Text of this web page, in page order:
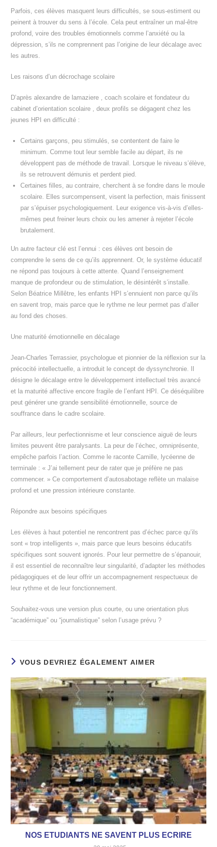
Parfois, ces élèves masquent leurs difficultés, se sous-estiment ou
peinent à trouver du sens à l’école. Cela peut entraîner un mal-être
profond, voire des troubles émotionnels comme l’anxiété ou la
dépression, s’ils ne comprennent pas l’origine de leur décalage avec
les autres.
Les raisons d’un décrochage scolaire
D’après alexandre de lamaziere , coach scolaire et fondateur du
cabinet d’orientation scolaire , deux profils se dégagent chez les
jeunes HPI en difficulté :
Certains garçons, peu stimulés, se contentent de faire le
minimum. Comme tout leur semble facile au départ, ils ne
développent pas de méthode de travail. Lorsque le niveau s’élève,
ils se retrouvent démunis et perdent pied.
Certaines filles, au contraire, cherchent à se fondre dans le moule
scolaire. Elles surcompensent, visent la perfection, mais finissent
par s’épuiser psychologiquement. Leur exigence vis-à-vis d’elles-
mêmes peut freiner leurs choix ou les amener à rejeter l’école
brutalement.
Un autre facteur clé est l’ennui : ces élèves ont besoin de
comprendre le sens de ce qu’ils apprennent. Or, le système éducatif
ne répond pas toujours à cette attente. Quand l’enseignement
manque de profondeur ou de stimulation, le désintérêt s’installe.
Selon Béatrice Millêtre, les enfants HPI s’ennuient non parce qu’ils
en savent trop, mais parce que le rythme ne leur permet pas d’aller
au fond des choses.
Une maturité émotionnelle en décalage
Jean-Charles Terrassier, psychologue et pionnier de la réflexion sur la
précocité intellectuelle, a introduit le concept de dyssynchronie. Il
désigne le décalage entre le développement intellectuel très avancé
et la maturité affective encore fragile de l’enfant HPI. Ce déséquilibre
peut générer une grande sensibilité émotionnelle, source de
souffrance dans le cadre scolaire.
Par ailleurs, leur perfectionnisme et leur conscience aiguë de leurs
limites peuvent être paralysants. La peur de l’échec, omniprésente,
empêche parfois l’action. Comme le raconte Camille, lycéenne de
terminale : « J’ai tellement peur de rater que je préfère ne pas
commencer. » Ce comportement d’autosabotage reflète un malaise
profond et une pression intérieure constante.
Répondre aux besoins spécifiques
Les élèves à haut potentiel ne rencontrent pas d’échec parce qu’ils
sont « trop intelligents », mais parce que leurs besoins éducatifs
spécifiques sont souvent ignorés. Pour leur permettre de s’épanouir,
il est essentiel de reconnaître leur singularité, d’adapter les méthodes
pédagogiques et de leur offrir un accompagnement respectueux de
leur rythme et de leur fonctionnement.
Souhaitez-vous une version plus courte, ou une orientation plus
“académique” ou “journalistique” selon l’usage prévu ?
VOUS DEVRIEZ ÉGALEMENT AIMER
NOS ETUDIANTS NE SAVENT PLUS ECRIRE